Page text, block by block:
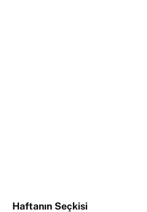
Haftanın Seçkisi